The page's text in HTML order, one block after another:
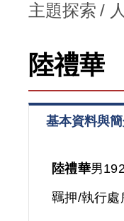
主題探索
陸禮華
基本資料與
陸禮華男
羈押/執行處